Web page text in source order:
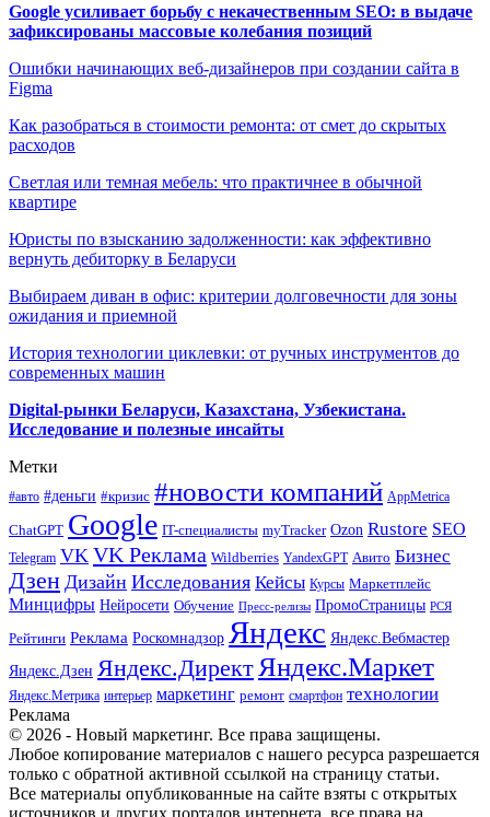
Google усиливает борьбу с некачественным SEO: в выдаче
зафиксированы массовые колебания позиций
Ошибки начинающих веб-дизайнеров при создании сайта в
Figma
Как разобраться в стоимости ремонта: от смет до скрытых
расходов
Светлая или темная мебель: что практичнее в обычной
квартире
Юристы по взысканию задолженности: как эффективно
вернуть дебиторку в Беларуси
Выбираем диван в офис: критерии долговечности для зоны
ожидания и приемной
История технологии циклевки: от ручных инструментов до
современных машин
Digital-рынки Беларуси, Казахстана, Узбекистана.
Исследование и полезные инсайты
Метки
#авто #деньги #кризис #новости компаний AppMetrica
ChatGPT Google IT-специалисты myTracker Ozon Rustore SEO
Telegram VK VK Реклама Wildberries YandexGPT Авито Бизнес
Дзен Дизайн Исследования Кейсы Курсы Маркетплейс
Минцифры Нейросети Обучение Пресс-релизы ПромоСтраницы РСЯ
Рейтинги Реклама Роскомнадзор Яндекс Яндекс.Вебмастер
Яндекс.Дзен Яндекс.ДиректЯндекс.Маркет
Яндекс.Метрика интерьер маркетинг ремонт смартфон технологии
Реклама
© 2026 - Новый маркетинг. Все права защищены.
Любое копирование материалов с нашего ресурса разрешается
только с обратной активной ссылкой на страницу статьи.
Все материалы опубликованные на сайте взяты с открытых
источников и других порталов интернета, все права на